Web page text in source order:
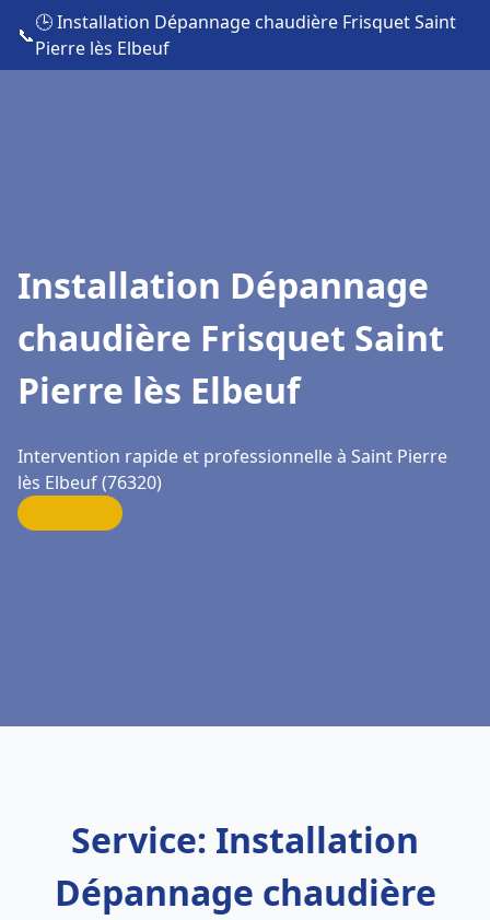
📞
🕒 Installation Dépannage chaudière Frisquet Saint
Pierre lès Elbeuf
Installation Dépannage
chaudière Frisquet Saint
Pierre lès Elbeuf
Intervention rapide et professionnelle à Saint Pierre
lès Elbeuf (76320)
Service: Installation
Dépannage chaudière